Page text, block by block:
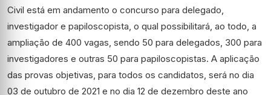
Civil está em andamento o concurso para delegado,
investigador e papiloscopista, o qual possibilitará, ao todo, a
ampliação de 400 vagas, sendo 50 para delegados, 300 para
investigadores e outras 50 para papiloscopistas. A aplicação
das provas objetivas, para todos os candidatos, será no dia
03 de outubro de 2021 e no dia 12 de dezembro deste ano